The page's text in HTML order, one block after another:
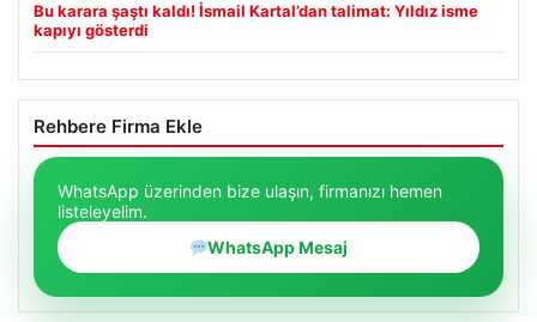
Bu karara şaştı kaldı! İsmail Kartal’dan talimat: Yıldız isme
kapıyı gösterdi
Rehbere Firma Ekle
WhatsApp üzerinden bize ulaşın, firmanızı hemen
listeleyelim.
WhatsApp Mesaj